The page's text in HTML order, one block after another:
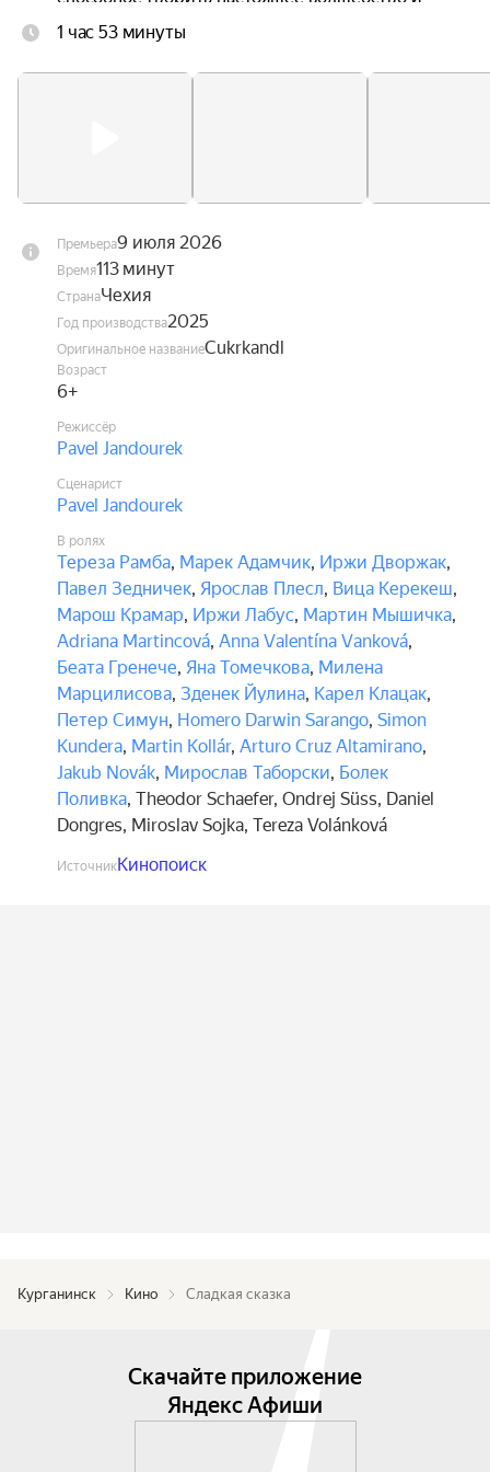
побеждать любые страхи и боль без единой
1 час 53 минуты
Премьера9 июля 2026
Время113 минут
СтранаЧехия
Год производства2025
Оригинальное названиеCukrkandl
Возраст
6+
Режиссёр
Pavel Jandourek
Сценарист
Pavel Jandourek
В ролях
Тереза Рамба, Марек Адамчик, Иржи Дворжак,
Павел Зедничек, Ярослав Плесл, Вица Керекеш,
Марош Крамар, Иржи Лабус, Мартин Мышичка,
Adriana Martincová, Anna Valentína Vanková,
Беата Гренече, Яна Томечкова, Милена
Марцилисова, Зденек Йулина, Карел Клацак,
Петер Симун, Homero Darwin Sarango, Simon
Kundera, Martin Kollár, Arturo Cruz Altamirano,
Jakub Novák, Мирослав Таборски, Болек
Поливка, Theodor Schaefer, Ondrej Süss, Daniel
Dongres, Miroslav Sojka, Tereza Volánková
ИсточникКинопоиск
Курганинск Кино Сладкая сказка
Скачайте приложение
Яндекс Афиши